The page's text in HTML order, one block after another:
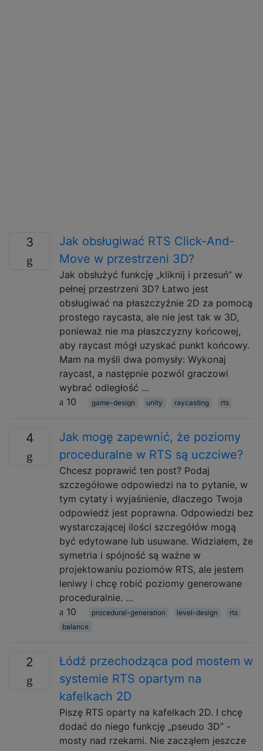
3
Jak obsługiwać RTS Click-And-
Move w przestrzeni 3D?
Jak obsłużyć funkcję „kliknij i przesuń” w
pełnej przestrzeni 3D? Łatwo jest
obsługiwać na płaszczyźnie 2D za pomocą
prostego raycasta, ale nie jest tak w 3D,
ponieważ nie ma płaszczyzny końcowej,
aby raycast mógł uzyskać punkt końcowy.
Mam na myśli dwa pomysły: Wykonaj
raycast, a następnie pozwól graczowi
wybrać odległość …
10
game-design unity raycasting rts
4
Jak mogę zapewnić, że poziomy
proceduralne w RTS są uczciwe?
Chcesz poprawić ten post? Podaj
szczegółowe odpowiedzi na to pytanie, w
tym cytaty i wyjaśnienie, dlaczego Twoja
odpowiedź jest poprawna. Odpowiedzi bez
wystarczającej ilości szczegółów mogą
być edytowane lub usuwane. Widziałem, że
symetria i spójność są ważne w
projektowaniu poziomów RTS, ale jestem
leniwy i chcę robić poziomy generowane
proceduralnie. …
10
procedural-generation level-design
rts
balance
2
Łódź przechodząca pod mostem w
systemie RTS opartym na
kafelkach 2D
Piszę RTS oparty na kafelkach 2D. I chcę
dodać do niego funkcję „pseudo 3D” -
mosty nad rzekami. Nie zacząłem jeszcze